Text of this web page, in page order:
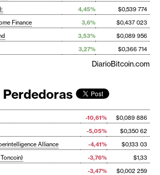
4,45%
$0,539 774
Finance 3,6%
$0,437 023
3,53%
$0,089 956
3,27% $0,366 714
DiarioBitcoin.com
-10,61%
$0,089 886
-5,05%
$0,350 62
Alliance -4,41%
$0,133 03
-3,76%
$1,33
-3,47%
$0,002 259